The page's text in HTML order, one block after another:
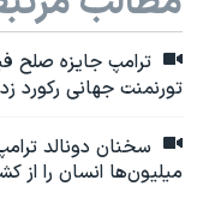
ترامپ جایزه صلح
تورنمنت جهانی رکورد
سخنان دونالد
میلیون‌ها انسان را